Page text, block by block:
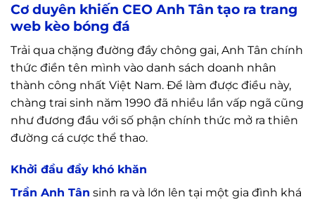
Cơ duyên khiến CEO Anh Tân tạo ra trang
web kèo bóng đá
Trải qua chặng đường đầy chông gai, Anh Tân chính
thức điền tên mình vào danh sách doanh nhân
thành công nhất Việt Nam. Để làm được điều này,
chàng trai sinh năm 1990 đã nhiều lần vấp ngã cũng
như đương đầu với số phận chính thức mở ra thiên
đường cá cược thể thao.
Khởi đầu đầy khó khăn
Trần Anh Tân sinh ra và lớn lên tại một gia đình khá